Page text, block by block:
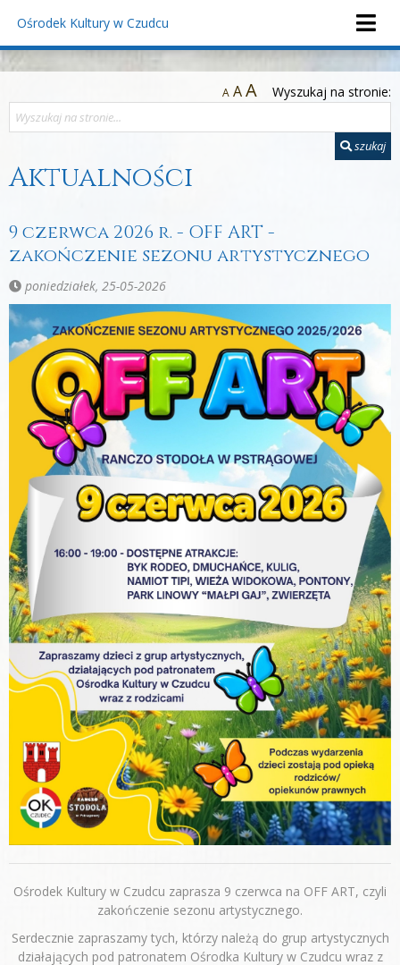
Ośrodek Kultury w Czudcu
A AA Wyszukaj na stronie:
szukaj
Aktualności
9 czerwca 2026 r. - OFF ART -
zakończenie sezonu artystycznego
poniedziałek, 25-05-2026
Ośrodek Kultury w Czudcu zaprasza 9 czerwca na OFF ART, czyli
zakończenie sezonu artystycznego.
Serdecznie zapraszamy tych, którzy należą do grup artystycznych
działających pod patronatem Ośrodka Kultury w Czudcu wraz z